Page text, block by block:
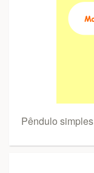
Pêndulo simples